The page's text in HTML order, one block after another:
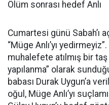
Ölüm sonrası hedef Anlı
Cumartesi günü Sabah’ı
“Müge Anlı’yı
muhalefete atılmış bir
yapılanma” olarak
babası Durak Uygun’a
oğul, Müge Anlı’yı